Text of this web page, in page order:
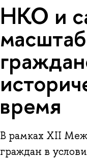
НКО и
время
В рамках XII
граждан в